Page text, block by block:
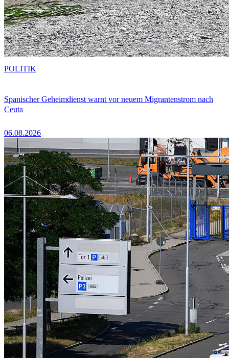
Spanischer Geheimdienst warnt vor neuem Migrantenstrom nach
Ceuta
06.08.2026
POLITIK